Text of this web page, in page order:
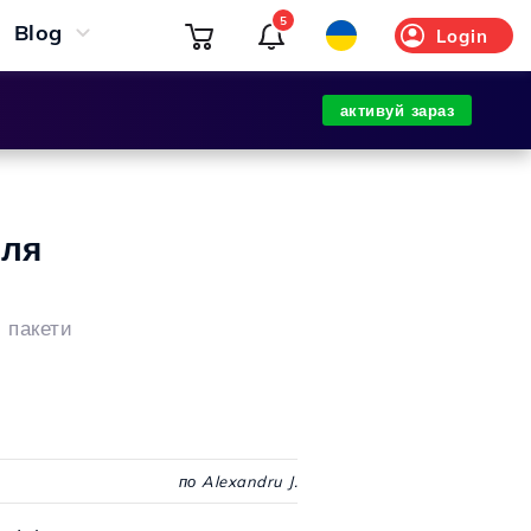
Blog Login
5
активуй зараз
по Alexandru J.